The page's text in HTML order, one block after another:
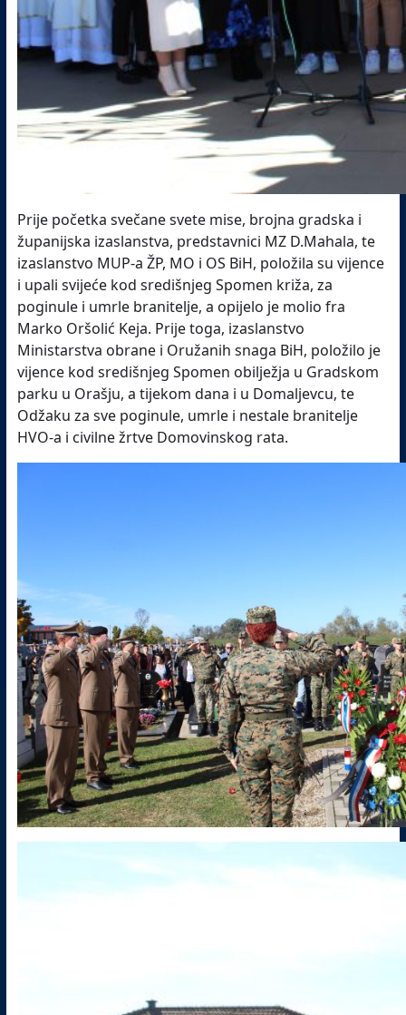
Prije početka svečane svete mise, brojna gradska i
županijska izaslanstva, predstavnici MZ D.Mahala, te
izaslanstvo MUP-a ŽP, MO i OS BiH, položila su vijence
i upali svijeće kod središnjeg Spomen križa, za
poginule i umrle branitelje, a opijelo je molio fra
Marko Oršolić Keja. Prije toga, izaslanstvo
Ministarstva obrane i Oružanih snaga BiH, položilo je
vijence kod središnjeg Spomen obilježja u Gradskom
parku u Orašju, a tijekom dana i u Domaljevcu, te
Odžaku za sve poginule, umrle i nestale branitelje
HVO-a i civilne žrtve Domovinskog rata.